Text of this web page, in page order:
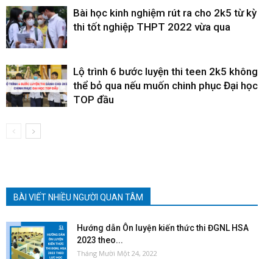
Bài học kinh nghiệm rút ra cho 2k5 từ kỳ
thi tốt nghiệp THPT 2022 vừa qua
Lộ trình 6 bước luyện thi teen 2k5 không
thể bỏ qua nếu muốn chinh phục Đại học
TOP đầu
BÀI VIẾT NHIỀU NGƯỜI QUAN TÂM
Hướng dẫn Ôn luyện kiến thức thi ĐGNL HSA
2023 theo...
Tháng Mười Một 24, 2022